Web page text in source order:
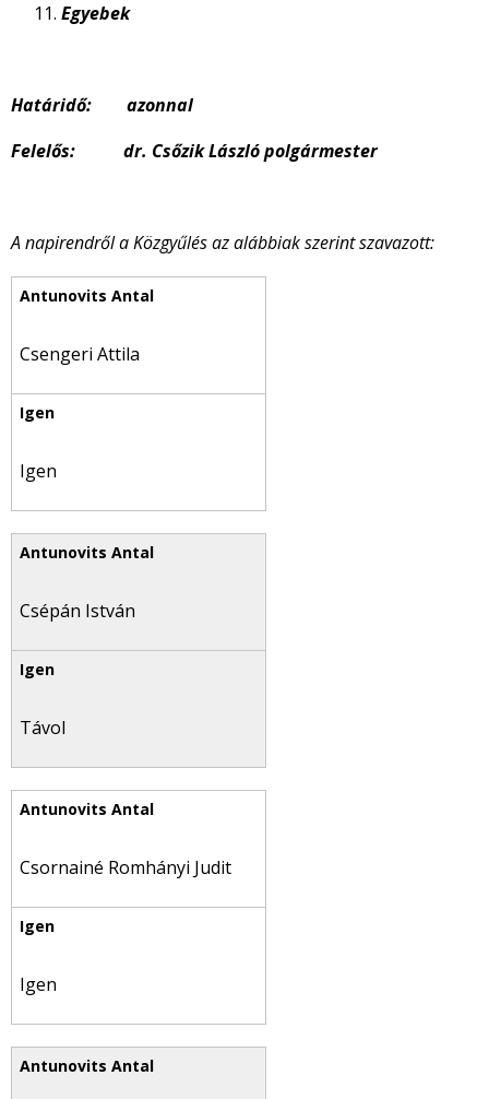
Egyebek
Határidő: azonnal
Felelős: dr. Csőzik László polgármester
A napirendről a Közgyűlés az alábbiak szerint szavazott:
Csengeri Attila
Igen
Csépán István
Távol
Csornainé Romhányi Judit
Igen